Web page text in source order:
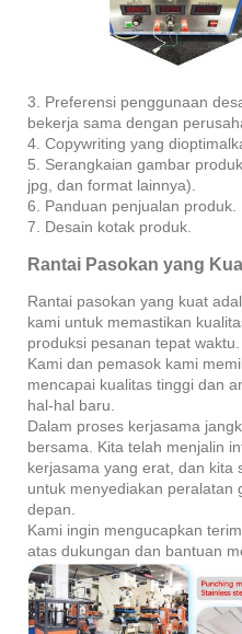
3. Preferensi penggunaan
bekerja sama dengan
4. Copywriting yang
5. Serangkaian gambar
jpg, dan format lainnya).
6. Panduan penjualan produk.
7. Desain kotak produk.
Rantai Pasokan yang
Rantai pasokan yang kuat
kami untuk memastikan
produksi pesanan tepat waktu.
Kami dan pemasok kami
mencapai kualitas tinggi dan
hal-hal baru.
Dalam proses kerjasama
bersama. Kita telah menjalin
kerjasama yang erat, dan kita
untuk menyediakan peralatan
depan.
Kami ingin mengucapkan
atas dukungan dan bantuan